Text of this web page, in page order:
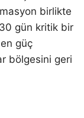
birlikte
gün kritik bir
güç
bölgesini geri